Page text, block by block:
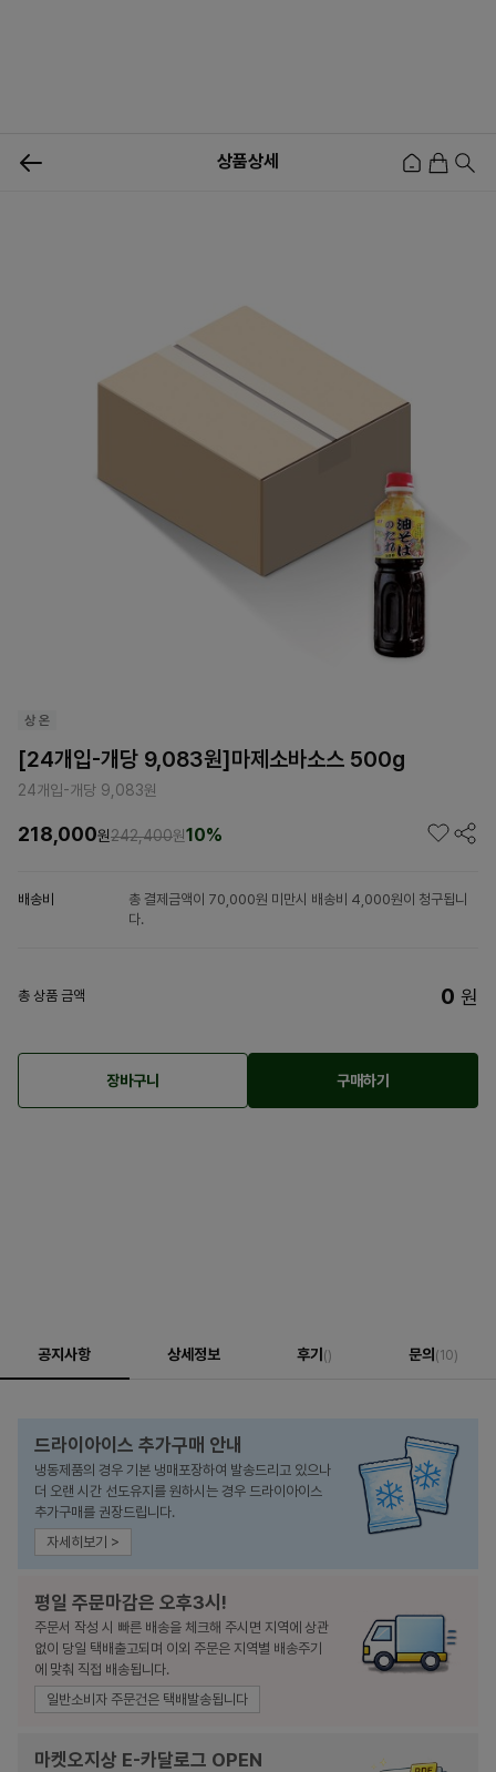
상품상세
[24개입-개당 9,083원]마제소바소스 500g
24개입-개당 9,083원
218,000원242,400원10%
배송비
총 결제금액이 70,000원 미만시 배송비 4,000원이 청구됩니
다.
총 상품 금액 0 원
장바구니 구매하기
공지사항 상세정보 후기 () 문의 (10)
드라이아이스 추가구매 안내
냉동제품의 경우 기본 냉매포장하여 발송드리고 있으나
더 오랜 시간 선도유지를 원하시는 경우 드라이아이스
추가구매를 권장드립니다.
자세히보기 >
평일 주문마감은 오후3시!
주문서 작성 시 빠른 배송을 체크해 주시면 지역에 상관
없이 당일 택배출고되며 이외 주문은 지역별 배송주기
에 맞춰 직접 배송됩니다.
일반소비자 주문건은 택배발송됩니다
마켓오지상 E-카달로그 OPEN